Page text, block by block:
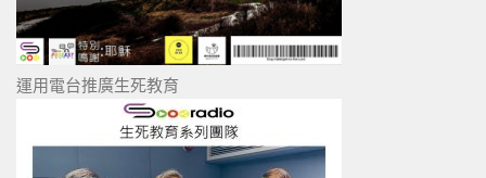
運用電台推廣生死教育